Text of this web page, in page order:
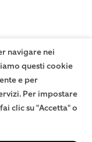
navigare nei
questi cookie
e per
Per impostare
clic su "Accetta" o